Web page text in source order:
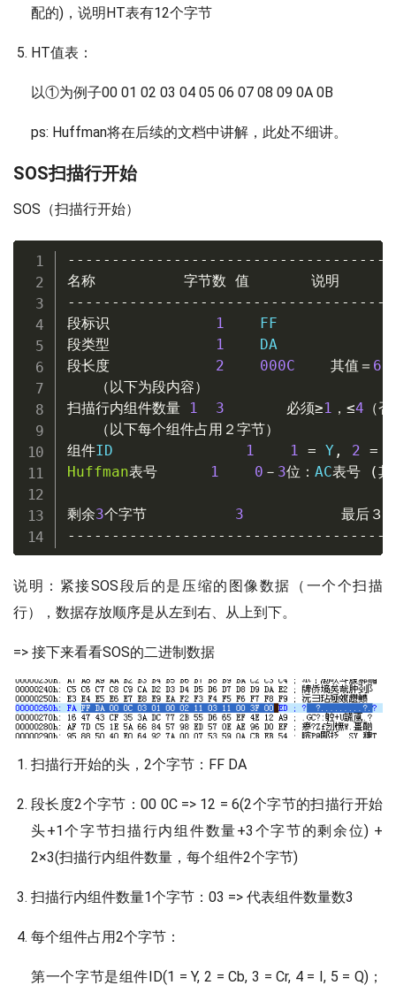
配的)，说明HT表有12个字节
HT值表：
以①为例子00 01 02 03 04 05 06 07 08 09 0A 0B
ps: Huffman将在后续的文档中讲解，此处不细讲。
SOS扫描行开始
SOS（扫描行开始）
名称
字节数 值
说明
段标识
1
段类型
1
    DA
段长度
2 000C 其值＝ 6
（以下为段内容）
扫描行内组件数量
1 3 必须≥1 ，≤4 （
（以下每个组件占用２字节）
组件ID 1 1 = Y , 2 =
Huffman表号 1 0 － 3位： AC表号 (其
剩余3个字节 3
最后３
说明：紧接SOS段后的是压缩的图像数据（一个个扫描
行），数据存放顺序是从左到右、从上到下。
=> 接下来看看SOS的二进制数据
扫描行开始的头，2个字节：FF DA
段长度2个字节：00 0C => 12 = 6(2个字节的扫描行开始
头+1个字节扫描行内组件数量+3个字节的剩余位) +
2×3(扫描行内组件数量，每个组件2个字节)
扫描行内组件数量1个字节：03 => 代表组件数量数3
每个组件占用2个字节：
第一个字节是组件ID(1 = Y, 2 = Cb, 3 = Cr, 4 = I, 5 = Q)；